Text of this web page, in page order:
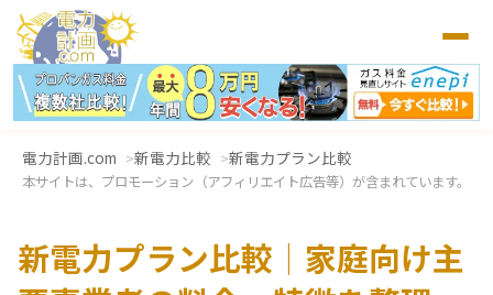
電力計画.com 新電力比較 新電力プラン比較
本サイトは、プロモーション（アフィリエイト広告等）が含まれています。
新電力プラン比較｜家庭向け主